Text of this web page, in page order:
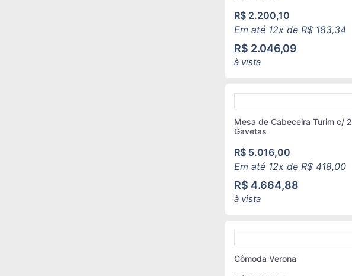
R$2.200,10
Em até 12x de R$183,34
R$ 2.046,09
à vista
Mesa de Cabeceira Turim c/ 2
Gavetas
R$5.016,00
Em até 12x de R$418,00
R$ 4.664,88
à vista
Cômoda Verona